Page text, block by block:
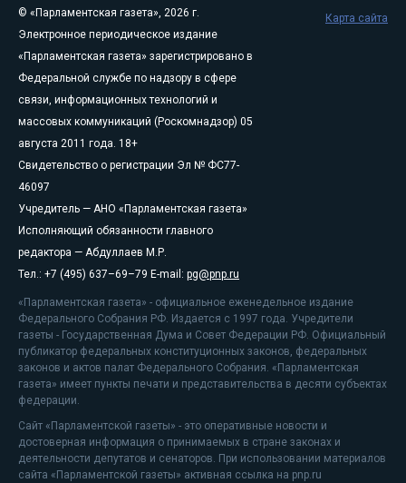
© «Парламентская газета», 2026 г.
Электронное периодическое издание
«Парламентская газета» зарегистрировано в
Федеральной службе по надзору в сфере
связи, информационных технологий и
массовых коммуникаций (Роскомнадзор) 05
августа 2011 года. 18+
Свидетельство о регистрации Эл № ФС77-
46097
Учредитель — АНО «Парламентская газета»
Исполняющий обязанности главного
редактора — Абдуллаев М.Р.
Тел.: +7 (495) 637–69–79 E-mail: pg@pnp.ru
«Парламентская газета» - официальное еженедельное издание
Федерального Собрания РФ. Издается с 1997 года. Учредители
газеты - Государственная Дума и Совет Федерации РФ. Официальный
публикатор федеральных конституционных законов, федеральных
законов и актов палат Федерального Собрания. «Парламентская
газета» имеет пункты печати и представительства в десяти субъектах
федерации.
Сайт «Парламентской газеты» - это оперативные новости и
достоверная информация о принимаемых в стране законах и
деятельности депутатов и сенаторов. При использовании материалов
сайта «Парламентской газеты» активная ссылка на pnp.ru
Карта сайта